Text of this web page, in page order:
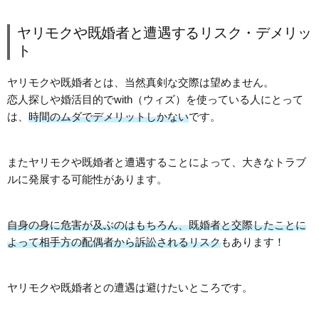
ヤリモクや既婚者と遭遇するリスク・デメリッ
ト
ヤリモクや既婚者とは、当然真剣な交際は望めません。
恋人探しや婚活目的でwith（ウィズ）を使っている人にとって
は、 時間のムダでデメリットしかないです。
またヤリモクや既婚者と遭遇することによって、大きなトラブ
ルに発展する可能性があります。
自身の身に危害が及ぶのはもちろん、既婚者と交際したことに
よって相手方の配偶者から訴訟されるリスクもあります！
ヤリモクや既婚者との遭遇は避けたいところです。